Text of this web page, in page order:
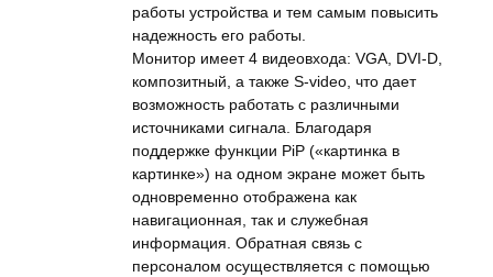
работы устройства и тем самым повысить
надежность его работы.
Монитор имеет 4 видеовхода: VGA, DVI-D,
композитный, а также S-video, что дает
возможность работать с различными
источниками сигнала. Благодаря
поддержке функции PiP («картинка в
картинке») на одном экране может быть
одновременно отображена как
навигационная, так и служебная
информация. Обратная связь с
персоналом осуществляется с помощью